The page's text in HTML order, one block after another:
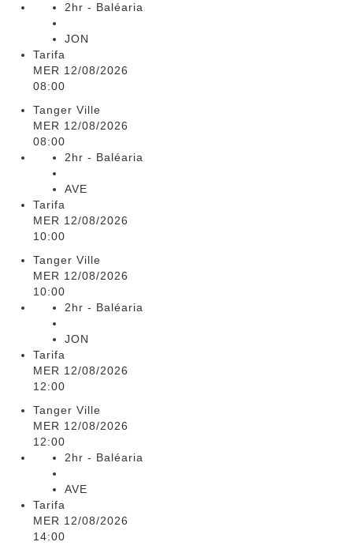
2hr - Baléaria
JON
Tarifa
MER 12/08/2026
08:00
Tanger Ville
MER 12/08/2026
08:00
2hr - Baléaria
AVE
Tarifa
MER 12/08/2026
10:00
Tanger Ville
MER 12/08/2026
10:00
2hr - Baléaria
JON
Tarifa
MER 12/08/2026
12:00
Tanger Ville
MER 12/08/2026
12:00
2hr - Baléaria
AVE
Tarifa
MER 12/08/2026
14:00